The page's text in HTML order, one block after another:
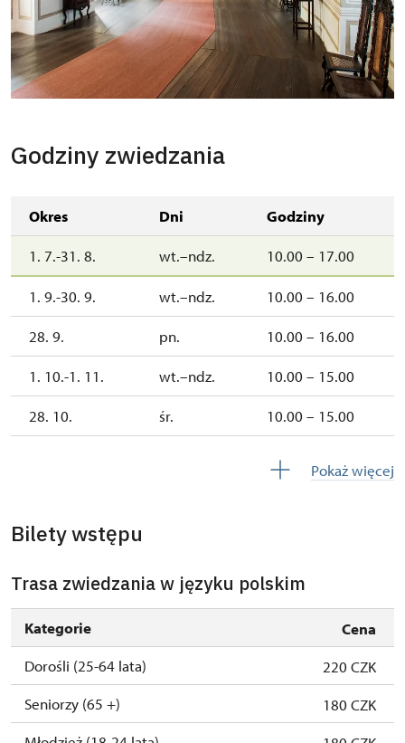
Godziny zwiedzania
Okres Dni Godziny
1. 7.-31. 8. wt.–ndz. 10.00 – 17.00
1. 9.-30. 9. wt.–ndz. 10.00 – 16.00
28. 9. pn. 10.00 – 16.00
1. 10.-1. 11. wt.–ndz. 10.00 – 15.00
28. 10. śr. 10.00 – 15.00
zamknięte
Pokaż więcej
Bilety wstępu
Trasa zwiedzania w języku polskim
Kategorie
Cena
Dorośli (25-64 lata)
220 CZK
Seniorzy (65 +)
180 CZK